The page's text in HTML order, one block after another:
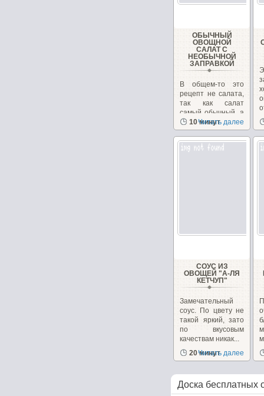
ОБЫЧНЫЙ
ОВОЩНОЙ
САЛАТ С
НЕОБЫЧНОЙ
ЗАПРАВКОЙ
В общем-то это
рецепт не салата,
так как салат
самый обычный, а
рецепт заправки.
10 минут
Читать далее
СОУС ИЗ
ОВОЩЕЙ "А-ЛЯ
КЕТЧУП"
Замечательный
соус. По цвету не
такой яркий, зато
по вкусовым
качествам никак...
20 минут
Читать далее
Доска бесплатных